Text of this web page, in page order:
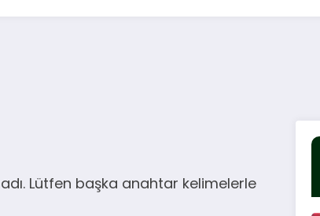
Lütfen başka anahtar kelimelerle